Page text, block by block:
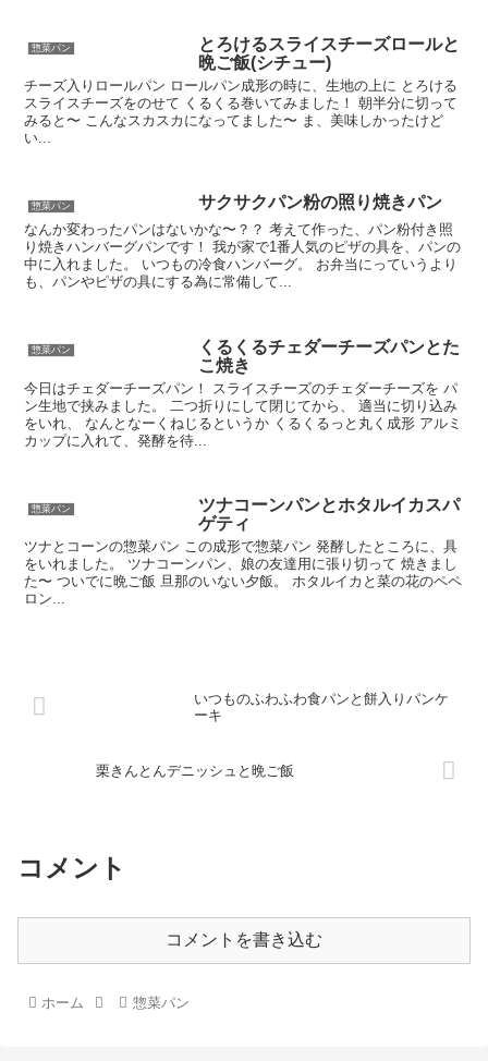
惣菜パン
とろけるスライスチーズロールと
晩ご飯(シチュー)
チーズ入りロールパン ロールパン成形の時に、生地の上に とろける
スライスチーズをのせて くるくる巻いてみました！ 朝半分に切って
みると〜 こんなスカスカになってました〜 ま、美味しかったけど
い...
惣菜パン サクサクパン粉の照り焼きパン
なんか変わったパンはないかな〜？？ 考えて作った、パン粉付き照
り焼きハンバーグパンです！ 我が家で1番人気のピザの具を、パンの
中に入れました。 いつもの冷食ハンバーグ。 お弁当にっていうより
も、パンやピザの具にする為に常備して...
惣菜パン
くるくるチェダーチーズパンとた
こ焼き
今日はチェダーチーズパン！ スライスチーズのチェダーチーズを パ
ン生地で挟みました。 二つ折りにして閉じてから、 適当に切り込み
をいれ、 なんとなーくねじるというか くるくるっと丸く成形 アルミ
カップに入れて、発酵を待...
惣菜パン
ツナコーンパンとホタルイカスパ
ゲティ
ツナとコーンの惣菜パン この成形で惣菜パン 発酵したところに、具
をいれました。 ツナコーンパン、娘の友達用に張り切って 焼きまし
た〜 ついでに晩ご飯 旦那のいない夕飯。 ホタルイカと菜の花のペペ
ロン...
いつものふわふわ食パンと餅入りパンケ
ーキ
栗きんとんデニッシュと晩ご飯
コメント
コメントを書き込む
ホーム 惣菜パン